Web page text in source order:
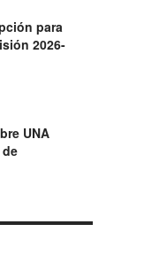
para
2026-
UNA